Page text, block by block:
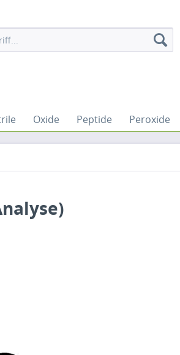
Oxide Peptide Peroxide